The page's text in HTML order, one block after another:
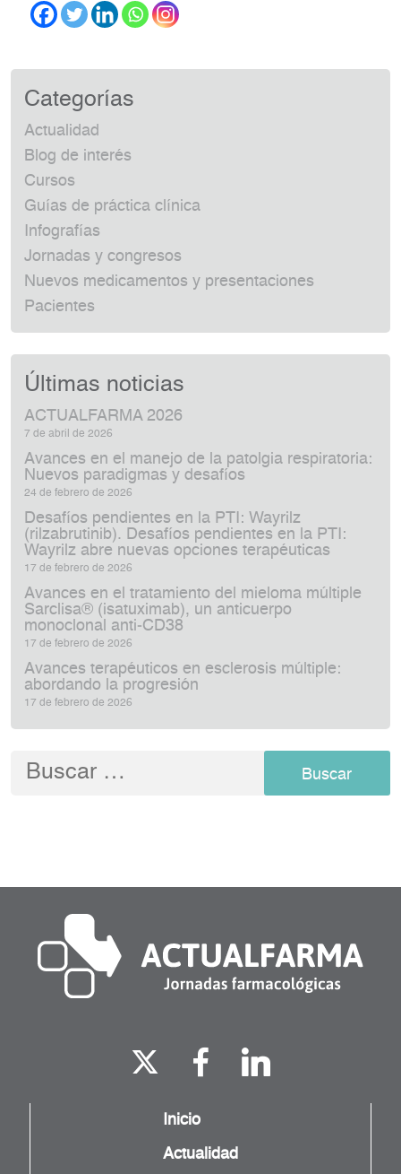
Categorías
Actualidad
Blog de interés
Cursos
Guías de práctica clínica
Infografías
Jornadas y congresos
Nuevos medicamentos y presentaciones
Pacientes
Últimas noticias
ACTUALFARMA 2026
7 de abril de 2026
Avances en el manejo de la patolgia respiratoria:
Nuevos paradigmas y desafíos
24 de febrero de 2026
Desafíos pendientes en la PTI: Wayrilz
(rilzabrutinib). Desafíos pendientes en la PTI:
Wayrilz abre nuevas opciones terapéuticas
17 de febrero de 2026
Avances en el tratamiento del mieloma múltiple
Sarclisa® (isatuximab), un anticuerpo
monoclonal anti‑CD38
17 de febrero de 2026
Avances terapéuticos en esclerosis múltiple:
abordando la progresión
17 de febrero de 2026
Buscar:
Inicio
Actualidad